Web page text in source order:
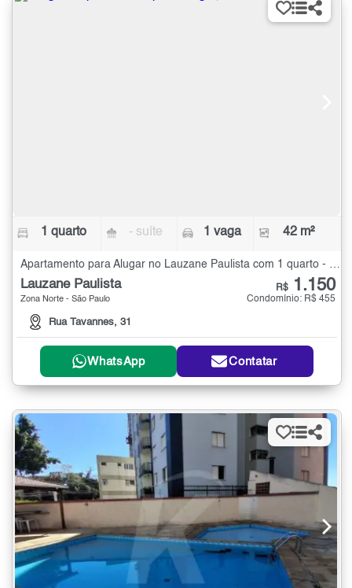
1 quarto - suíte 1 vaga 42 m²
Apartamento para Alugar no Lauzane Paulista com 1 quarto - 42 m²
Lauzane Paulista
Zona Norte - São Paulo
Rua Tavannes, 31
R$ 1.150
Condomínio: R$ 455
WhatsApp Contatar